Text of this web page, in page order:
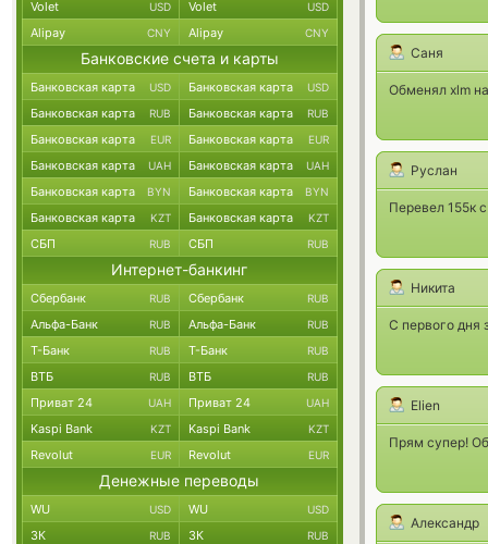
Саня
Обменял xlm
Руслан
Перевел 155к
Никита
С первого дня
Elien
Прям супер!
Александр
Volet USD Volet USD
Alipay CNY Alipay CNY
Банковские счета и карты
Банковская карта USD Банковская карта USD
Банковская карта RUB Банковская карта RUB
Банковская карта EUR Банковская карта EUR
Банковская карта UAH Банковская карта UAH
Банковская карта BYN Банковская карта BYN
Банковская карта KZT Банковская карта KZT
СБП RUB СБП RUB
Интернет-банкинг
Сбербанк RUB Сбербанк RUB
Альфа-Банк RUB Альфа-Банк RUB
Т-Банк RUB Т-Банк RUB
ВТБ RUB ВТБ RUB
Приват 24 UAH Приват 24 UAH
Kaspi Bank KZT Kaspi Bank KZT
Revolut EUR Revolut EUR
Денежные переводы
WU USD WU USD
ЗК RUB ЗК RUB